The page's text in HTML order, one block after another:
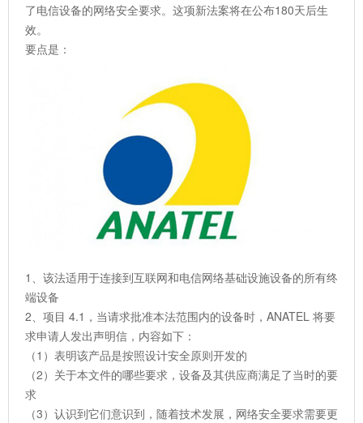
了电信设备的网络安全要求。这项新法案将在公布180天后生
效。
要点是：
1、该法适用于连接到互联网和电信网络基础设施设备的所有终
端设备
2、项目 4.1，当请求批准本法范围内的设备时，ANATEL 将要
求申请人发出声明信，内容如下：
（1）表明该产品是按照设计安全原则开发的
（2）关于本文件的哪些要求，设备及其供应商满足了当时的要
求
（3）认识到它们意识到，随着技术发展，网络安全要求需要更